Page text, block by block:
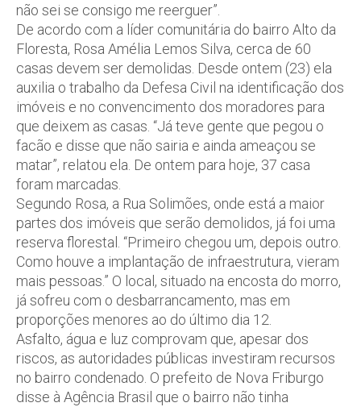
não sei se consigo me reerguer”.
De acordo com a líder comunitária do bairro Alto da
Floresta, Rosa Amélia Lemos Silva, cerca de 60
casas devem ser demolidas. Desde ontem (23) ela
auxilia o trabalho da Defesa Civil na identificação dos
imóveis e no convencimento dos moradores para
que deixem as casas. “Já teve gente que pegou o
facão e disse que não sairia e ainda ameaçou se
matar”, relatou ela. De ontem para hoje, 37 casa
foram marcadas.
Segundo Rosa, a Rua Solimões, onde está a maior
partes dos imóveis que serão demolidos, já foi uma
reserva florestal. “Primeiro chegou um, depois outro.
Como houve a implantação de infraestrutura, vieram
mais pessoas.” O local, situado na encosta do morro,
já sofreu com o desbarrancamento, mas em
proporções menores ao do último dia 12.
Asfalto, água e luz comprovam que, apesar dos
riscos, as autoridades públicas investiram recursos
no bairro condenado. O prefeito de Nova Friburgo
disse à Agência Brasil que o bairro não tinha